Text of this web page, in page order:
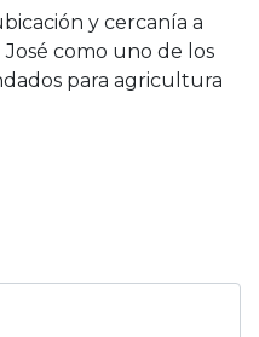
y cercanía a
como uno de los
para agricultura